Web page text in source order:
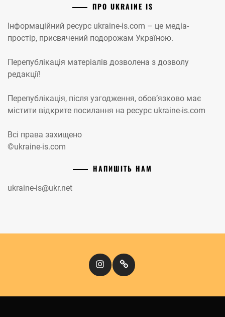
ПРО UKRAINE IS
Інформаційний ресурс ukraine-is.com – це медіа-
простір, присвячений подорожам Україною.
Перепублікація матеріалів дозволена з дозволу
редакції!
Перепублікація, після узгодження, обов’язково має
містити відкрите посилання на ресурс ukraine-is.com
Всі права захищено
©ukraine-is.com
НАПИШІТЬ НАМ
ukraine-is@ukr.net
InstagramКіномандри